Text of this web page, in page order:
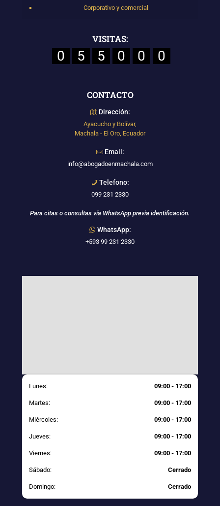
Corporativo y comercial
VISITAS:
0 5 5 0 0 0
CONTACTO
Dirección:
Ayacucho y Bolívar,
Machala - El Oro, Ecuador
Email:
info@abogadoenmachala.com
Telefono:
099 231 2330
Para citas o consultas vía WhatsApp previa identificación.
WhatsApp:
+593 99 231 2330
Lunes: 09:00 - 17:00
Martes: 09:00 - 17:00
Miércoles: 09:00 - 17:00
Jueves: 09:00 - 17:00
Viernes: 09:00 - 17:00
Sábado: Cerrado
Domingo: Cerrado